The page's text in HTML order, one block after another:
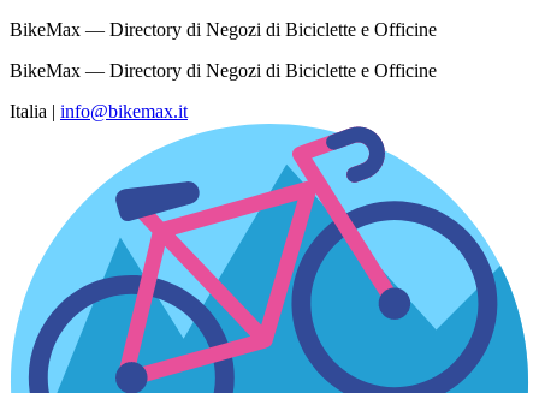
BikeMax — Directory di Negozi di Biciclette e Officine
BikeMax — Directory di Negozi di Biciclette e Officine
Italia | info@bikemax.it